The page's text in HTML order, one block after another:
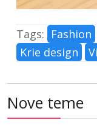
Tags: Fashion
Krie design
Nove teme